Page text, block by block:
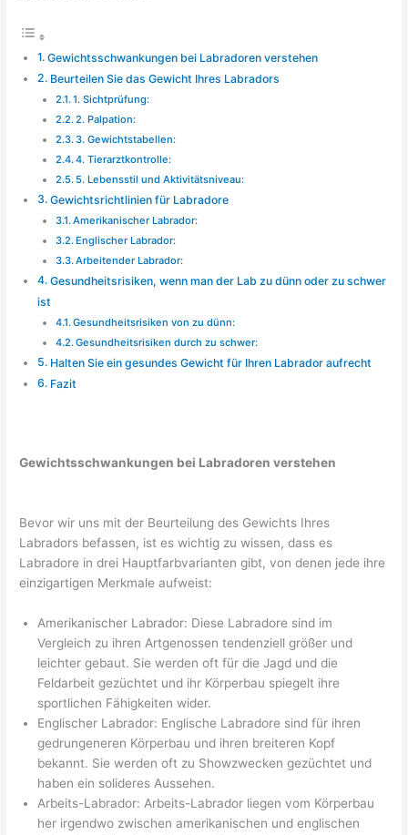
Gewichtsschwankungen bei Labradoren verstehen
Beurteilen Sie das Gewicht Ihres Labradors
1. Sichtprüfung:
2. Palpation:
3. Gewichtstabellen:
4. Tierarztkontrolle:
5. Lebensstil und Aktivitätsniveau:
Gewichtsrichtlinien für Labradore
Amerikanischer Labrador:
Englischer Labrador:
Arbeitender Labrador:
Gesundheitsrisiken, wenn man der Lab zu dünn oder zu schwer
ist
Gesundheitsrisiken von zu dünn:
Gesundheitsrisiken durch zu schwer:
Halten Sie ein gesundes Gewicht für Ihren Labrador aufrecht
Fazit
Gewichtsschwankungen bei Labradoren verstehen
Bevor wir uns mit der Beurteilung des Gewichts Ihres
Labradors befassen, ist es wichtig zu wissen, dass es
Labradore in drei Hauptfarbvarianten gibt, von denen jede ihre
einzigartigen Merkmale aufweist:
Amerikanischer Labrador: Diese Labradore sind im
Vergleich zu ihren Artgenossen tendenziell größer und
leichter gebaut. Sie werden oft für die Jagd und die
Feldarbeit gezüchtet und ihr Körperbau spiegelt ihre
sportlichen Fähigkeiten wider.
Englischer Labrador: Englische Labradore sind für ihren
gedrungeneren Körperbau und ihren breiteren Kopf
bekannt. Sie werden oft zu Showzwecken gezüchtet und
haben ein solideres Aussehen.
Arbeits-Labrador: Arbeits-Labrador liegen vom Körperbau
her irgendwo zwischen amerikanischen und englischen